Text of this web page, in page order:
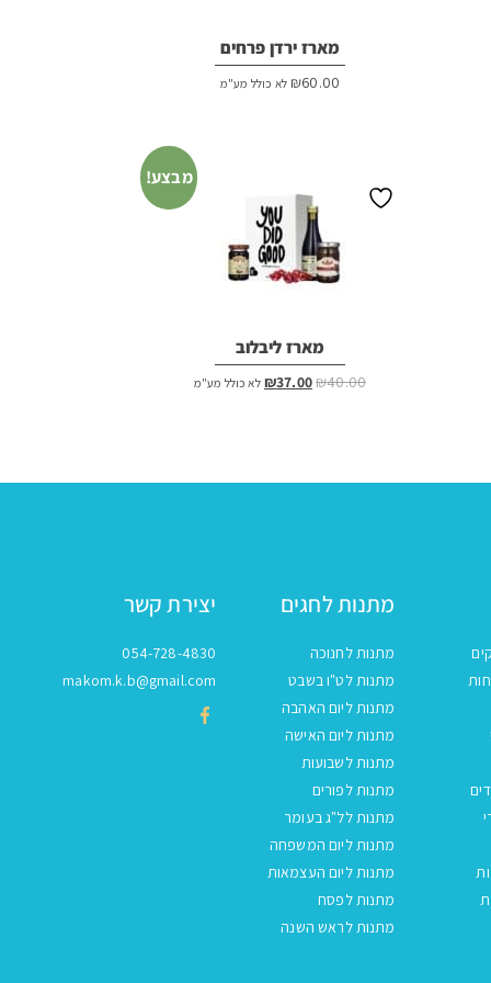
מארז ירדן פרחים
₪60.00 לא כולל מע"מ
מבצע!
מארז ליבלוב
₪40.00
המחיר₪37.00 המחיר
לא כולל מע"מ
מתנות לחגים
מתנות לחנוכה
מתנות לט"ו בשבט
מתנות ליום האהבה
מתנות ליום האישה
מתנות לשבועות
מתנות לפורים
מתנות לל"ג בעומר
מתנות ליום המשפחה
מתנות ליום העצמאות
מתנות לפסח
מתנות לראש השנה
יצירת קשר
054-728-4830
makom.k.b@gmail.com